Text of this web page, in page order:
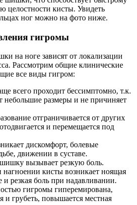
целостности кисты. Увидеть
ног можно на фото ниже.
гигромы
на ноге зависят от локализации
Рассмотрим общие клинические
все виды гигром:
всего проходит бессимптомно, т.к.
небольшие размеры и не причиняет
отграничивается от других
и перемещается под
дискомфорт, болевые
движении в суставе.
вызывает резкую боль.
кисты возникает ноящая
и резкая боль при надавливании.
гигромы гиперемирована,
и грубеть, повышается местная